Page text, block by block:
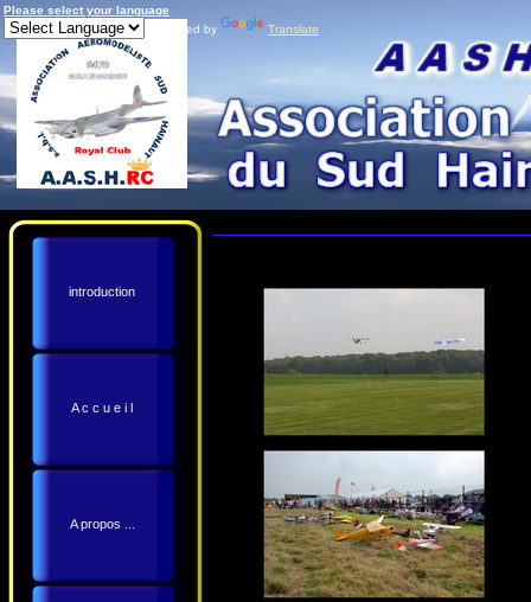
Please select your language
Powered by
Translate
introduction
A c c u e i l
A propos ...